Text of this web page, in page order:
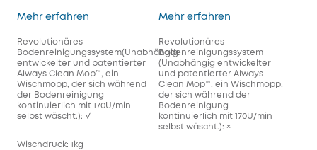
Mehr erfahren
Revolutionäres
Bodenreinigungssystem(Unabhängig
entwickelter und patentierter
Always Clean Mop™️, ein
Wischmopp, der sich während
der Bodenreinigung
kontinuierlich mit 170U/min
selbst wäscht.): √
Wischdruck: 1kg
Mehr erfahren
Revolutionäres
Bodenreinigungssystem
(Unabhängig entwickelter
und patentierter Always
Clean Mop™️, ein Wischmopp,
der sich während der
Bodenreinigung
kontinuierlich mit 170U/min
selbst wäscht.): ×